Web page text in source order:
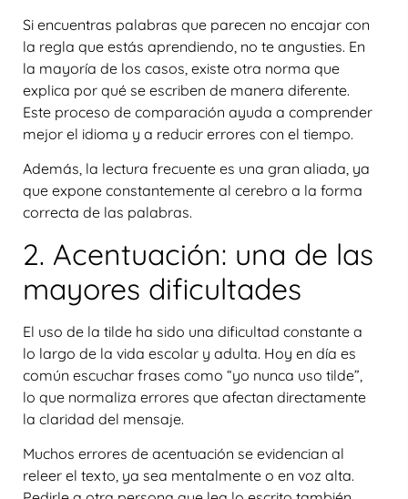
Si encuentras palabras que parecen no encajar con
la regla que estás aprendiendo, no te angusties. En
la mayoría de los casos, existe otra norma que
explica por qué se escriben de manera diferente.
Este proceso de comparación ayuda a comprender
mejor el idioma y a reducir errores con el tiempo.
Además, la lectura frecuente es una gran aliada, ya
que expone constantemente al cerebro a la forma
correcta de las palabras.
2. Acentuación: una de las
mayores dificultades
El uso de la tilde ha sido una dificultad constante a
lo largo de la vida escolar y adulta. Hoy en día es
común escuchar frases como “yo nunca uso tilde”,
lo que normaliza errores que afectan directamente
la claridad del mensaje.
Muchos errores de acentuación se evidencian al
releer el texto , ya sea mentalmente o en voz alta.